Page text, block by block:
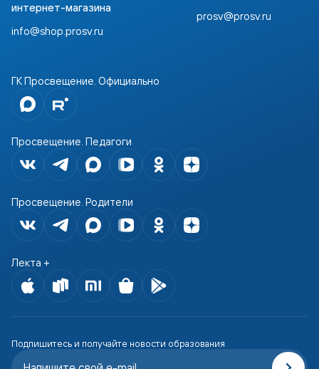
интернет-магазина
info@shop.prosv.ru
prosv@prosv.ru
Подпишитесь и получайте новости образования
ГК Просвещение. Официально
Просвещение. Педагоги
Лекта +
Просвещение. Родители